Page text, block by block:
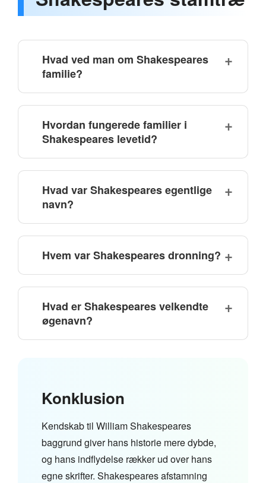
Hvad ved man om Shakespeares
familie?
Hvordan fungerede familier i
Shakespeares levetid?
Hvad var Shakespeares egentlige
navn?
Hvem var Shakespeares dronning?
Hvad er Shakespeares velkendte
øgenavn?
Konklusion
Kendskab til William Shakespeares
baggrund giver hans historie mere dybde,
og hans indflydelse rækker ud over hans
egne skrifter. Shakespeares afstamning